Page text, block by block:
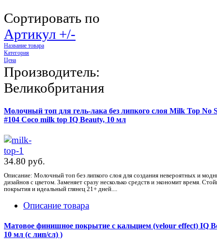
Сортировать по
Артикул +/-
Название товара
Категория
Цена
Производитель:
Великобритания
Молочный топ для гель-лака без липкого слоя Milk Top No
#104 Coco milk top IQ Beauty, 10 мл
34.80 pуб.
Описание: Молочный топ без липкого слоя для создания невероятных и
дизайнов с цветом. Заменяет сразу несколько средств и экономит время.
покрытия и идеальный глянец 21+ дней....
Описание товара
Матовое финишное покрытие с кальцием (velour effect) IQ
10 мл (с лип/сл) )